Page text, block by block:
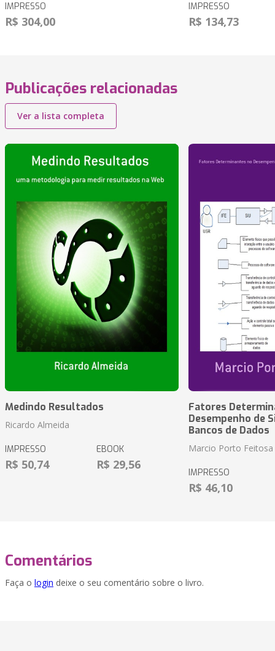
IMPRESSO
R$ 304,00
IMPRESSO
R$ 134,73
Publicações relacionadas
Ver a lista completa
Medindo Resultados
Ricardo Almeida
IMPRESSO
R$ 50,74
EBOOK
R$ 29,56
Fatores
Desempenho de
Bancos de Dados
Marcio Porto Feitosa
IMPRESSO
R$ 46,10
Comentários
Faça o login deixe o seu comentário sobre o livro.